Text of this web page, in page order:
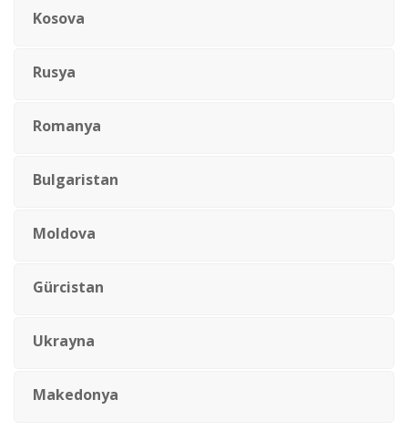
Kosova
Rusya
Romanya
Bulgaristan
Moldova
Gürcistan
Ukrayna
Makedonya